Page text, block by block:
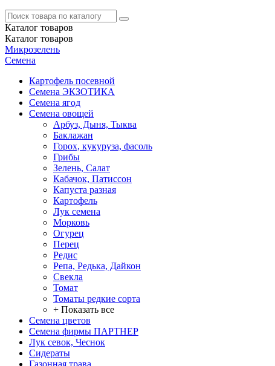
Каталог товаров
Каталог товаров
Микрозелень
Семена
Картофель посевной
Семена ЭКЗОТИКА
Семена ягод
Семена овощей
Арбуз, Дыня, Тыква
Баклажан
Горох, кукуруза, фасоль
Грибы
Зелень, Салат
Кабачок, Патиссон
Капуста разная
Картофель
Лук семена
Морковь
Огурец
Перец
Редис
Репа, Редька, Дайкон
Свекла
Томат
Томаты редкие сорта
+ Показать все
Семена цветов
Семена фирмы ПАРТНЕР
Лук севок, Чеснок
Сидераты
Газонная трава